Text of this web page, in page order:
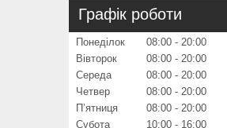
Графік роботи
Понеділок 08:00
20:00
Вівторок
08:00
20:00
Середа
08:00
20:00
Четвер
08:00
20:00
Пʼятниця
08:00
20:00
Субота
10:00 16:00